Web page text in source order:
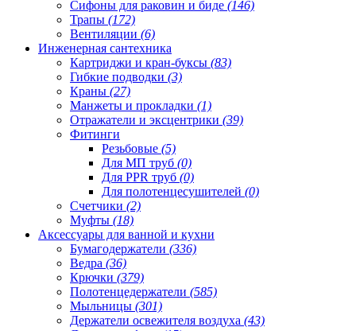
Сифоны для раковин и биде (146)
Трапы (172)
Вентиляции (6)
Инженерная сантехника
Картриджи и кран-буксы (83)
Гибкие подводки (3)
Краны (27)
Манжеты и прокладки (1)
Отражатели и эксцентрики (39)
Фитинги
Резьбовые (5)
Для МП труб (0)
Для PPR труб (0)
Для полотенцесушителей (0)
Счетчики (2)
Муфты (18)
Аксессуары для ванной и кухни
Бумагодержатели (336)
Ведра (36)
Крючки (379)
Полотенцедержатели (585)
Мыльницы (301)
Держатели освежителя воздуха (43)